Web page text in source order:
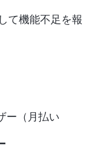
て機能不足を報
ー（月払い